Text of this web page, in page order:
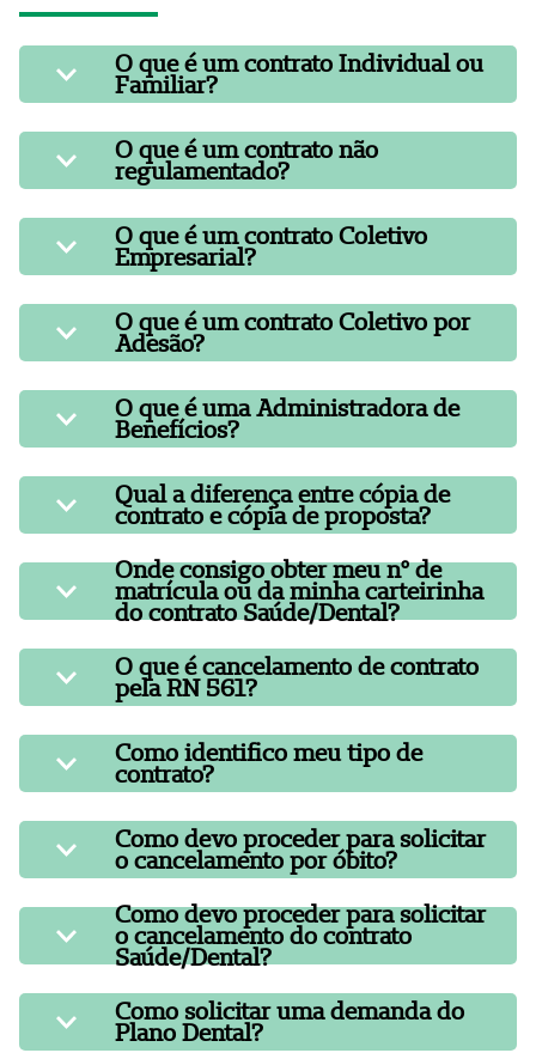
O que é um contrato Individual ou
Familiar?
O que é um contrato não
regulamentado?
O que é um contrato Coletivo
Empresarial?
O que é um contrato Coletivo por
Adesão?
O que é uma Administradora de
Benefícios?
Qual a diferença entre cópia de
contrato e cópia de proposta?
Onde consigo obter meu nº de
matrícula ou da minha carteirinha
do contrato Saúde/Dental?
O que é cancelamento de contrato
pela RN 561?
Como identifico meu tipo de
contrato?
Como devo proceder para solicitar
o cancelamento por óbito?
Como devo proceder para solicitar
o cancelamento do contrato
Saúde/Dental?
Como solicitar uma demanda do
Plano Dental?